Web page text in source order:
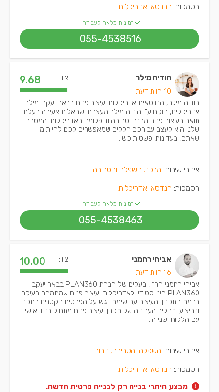
הסמכות: הנדסאי אדריכלות
זמינות מלאה לעבודה
055-4538516
הודיה מילר
10 חוות דעת
ציון: 9.68
הודיה מילר, הנדסאית אדריכלות ועיצוב פנים בבאר יעקב. מילר
אדריכלים, הוקם ע"י הודיה מילר מעצבת ישראלית צעירה בעלת
תואר בעיצוב פנים מבנה וסביבה ודיפלומה באדריכלות. המטרה
שלנו היא לעצב עבורכם חללים שמאפשרים לכם להיות מי
שאתם, בעדינות ופשטות כש...
איזורי שירות: מרכז, השפלה והסביבה
הסמכות: הנדסאי אדריכלות
זמינות מלאה לעבודה
055-4538463
אביחי רחמני
16 חוות דעת
ציון: 10.00
אביחי רחמני חרזי, בעלים של חברת PLAN360 בבאר יעקב.
PLAN360 הינו סטודיו לאדריכלות ועיצוב פנים שמתמחה בעיקר
ברמת התכנון והעיצוב עם שימת דגש על הפרטים הקטנים בתכנון
ובביצוע. תהליך העבודה של תכנון ועיצוב פנים מתחיל בדיון אישי
עם הלקוח. שני ה...
איזורי שירות: השפלה והסביבה, דרום
הסמכות: הנדסאי אדריכלות
מבצע היתרי בנייה רק לבנייה פרטית חדשה.